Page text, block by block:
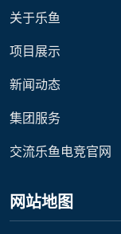
关于乐鱼
项目展示
新闻动态
集团服务
交流乐鱼电竞官网
网站地图